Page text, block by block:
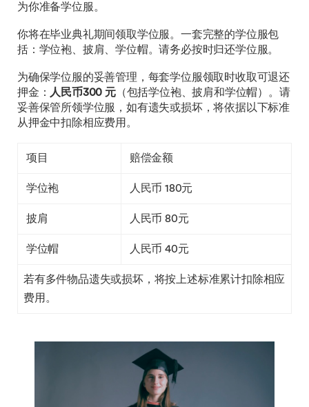
为你准备学位服。
你将在毕业典礼期间领取学位服。一套完整的学位服包
括：学位袍、披肩、学位帽。请务必按时归还学位服。
为确保学位服的妥善管理，每套学位服领取时收取可退还
押金： 人民币300 元（包括学位袍、披肩和学位帽）。请
妥善保管所领学位服，如有遗失或损坏，将依据以下标准
从押金中扣除相应费用。
项目 赔偿金额
学位袍 人民币 180元
披肩 人民币 80元
学位帽 人民币 40元
若有多件物品遗失或损坏，将按上述标准累计扣除相应
费用。